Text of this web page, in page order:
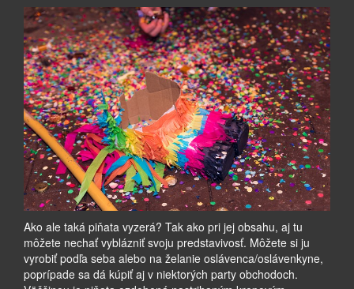
Ako ale taká piňata vyzerá? Tak ako pri jej obsahu, aj tu
môžete nechať vyblázniť svoju predstavivosť. Môžete si ju
vyrobiť podľa seba alebo na želanie oslávenca/oslávenkyne,
poprípade sa dá kúpiť aj v niektorých party obchodoch.